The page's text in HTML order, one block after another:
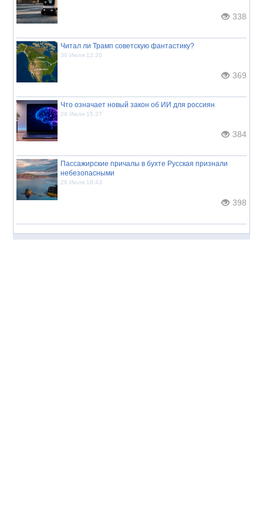
338
Читал ли Трамп советскую фантастику?
30 Июля 12:20
369
Что означает новый закон об ИИ для россиян
29 Июля 15:27
384
Пассажирские причалы в бухте Русская признали
небезопасными
28 Июля 18:43
398